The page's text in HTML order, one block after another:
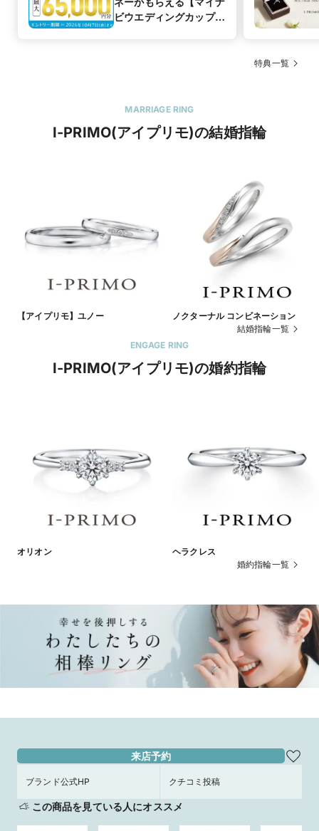
ビウエディングカップル
特典一覧
MARRIAGE RING
I-PRIMO(アイプリモ)の結婚指輪
【アイプリモ】ユノー
ノクターナル コンビネーション
結婚指輪一覧
ENGAGE RING
I-PRIMO(アイプリモ)の婚約指輪
オリオン
ヘラクレス
婚約指輪一覧
来店予約
ブランド公式HP クチコミ投稿
この商品を見ている人にオススメ